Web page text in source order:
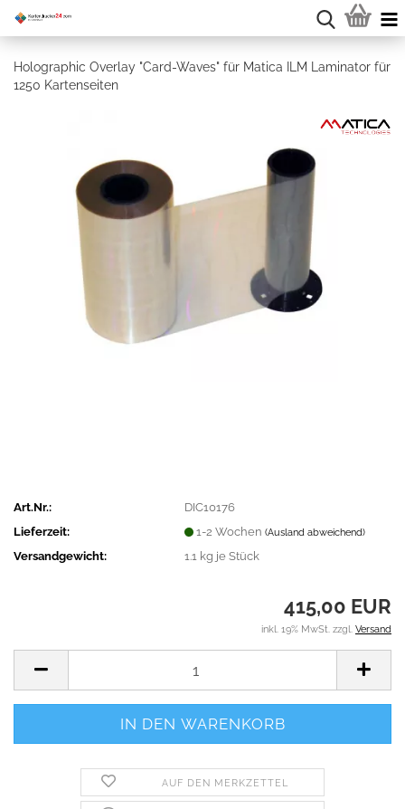
Holographic Overlay "Card-Waves" für Matica ILM Laminator für
1250 Kartenseiten
Art.Nr.:
DIC10176
Lieferzeit:
1-2 Wochen(Ausland abweichend)
Versandgewicht: 1.1 kg je Stück
415,00 EUR
inkl. 19% MwSt. zzgl. Versand
AUF DEN MERKZETTEL